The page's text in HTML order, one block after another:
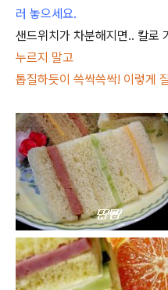
러 놓으세요.
샌드위치가 차분해지면.. 칼로
누르지 말고
톱질하듯이 쓱싹쓱싹! 이렇게